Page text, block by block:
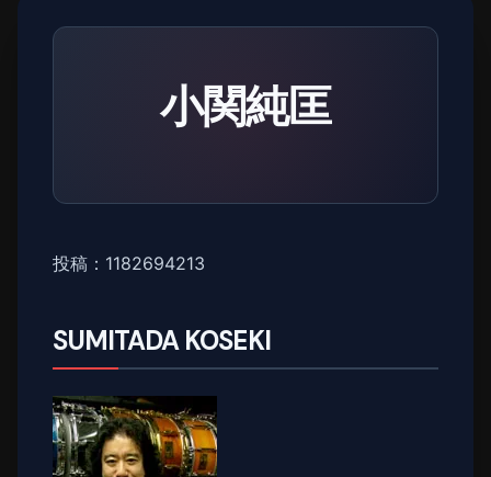
小関純匡
投稿：1182694213
SUMITADA KOSEKI